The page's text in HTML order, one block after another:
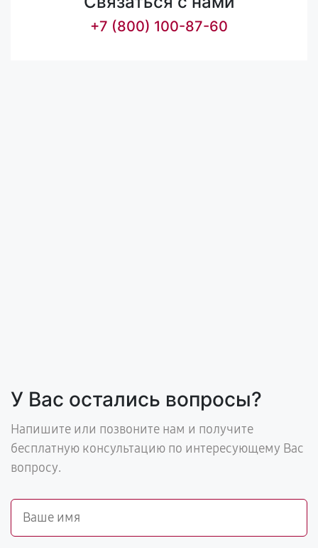
+7 (800) 100-87-60
У Вас остались вопросы?
Напишите или позвоните нам и получите
бесплатную консультацию по интересующему Вас
вопросу.